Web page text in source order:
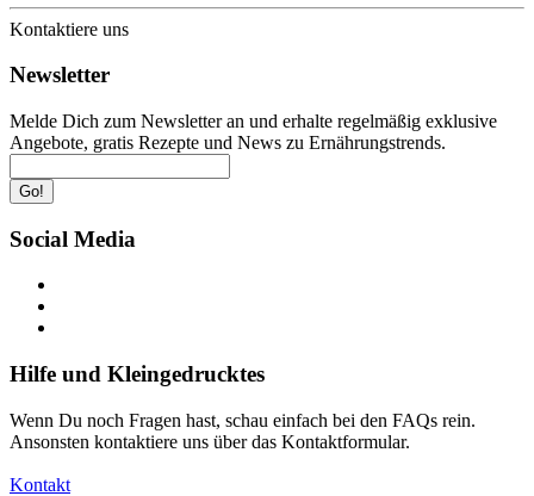
Kontaktiere uns
Newsletter
Melde Dich zum Newsletter an und erhalte regelmäßig exklusive
Angebote, gratis Rezepte und News zu Ernährungstrends.
Go!
Social Media
Hilfe und Kleingedrucktes
Wenn Du noch Fragen hast, schau einfach bei den FAQs rein.
Ansonsten kontaktiere uns über das Kontaktformular.
Kontakt